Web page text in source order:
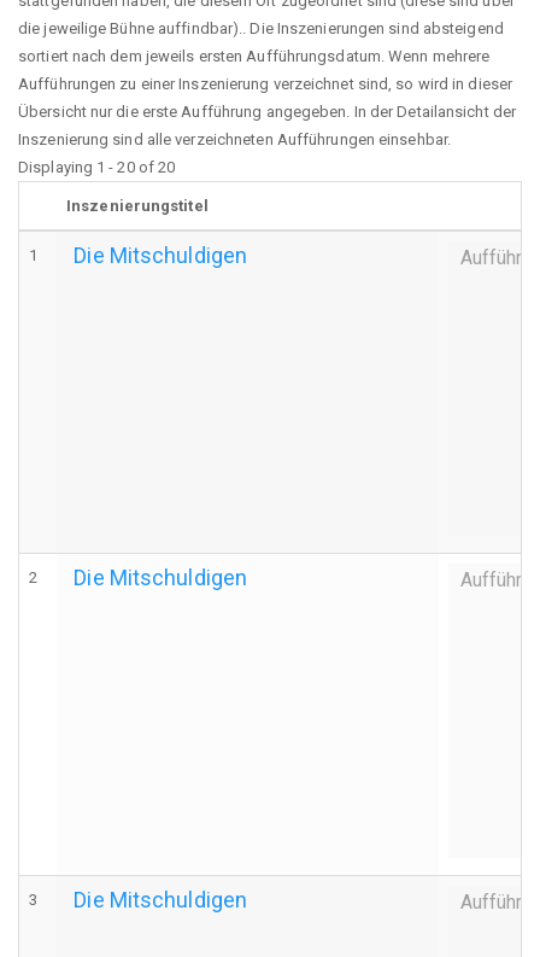
die jeweilige Bühne auffindbar).. Die Inszenierungen sind absteigend
sortiert nach dem jeweils ersten Aufführungsdatum. Wenn mehrere
Aufführungen zu einer Inszenierung verzeichnet sind, so wird in dieser
Übersicht nur die erste Aufführung angegeben. In der Detailansicht der
Inszenierung sind alle verzeichneten Aufführungen einsehbar.
Displaying 1 - 20 of 20
Inszenierungstitel
1 Die Mitschuldigen
2 Die Mitschuldigen
3 Die Mitschuldigen